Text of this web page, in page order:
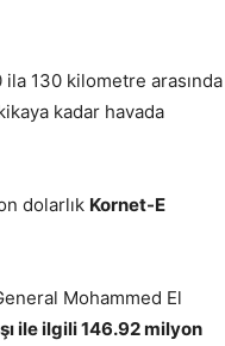
ila 130 kilometre arasında
kadar havada
dolarlık Kornet-E
Mohammed El
ile ilgili 146.92 milyon